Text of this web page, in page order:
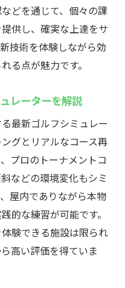
どを通じて、個々の課
供し、確実な上達をサ
技術を体験しながら効
る点が魅力です。
レーターを解説
最新ゴルフシミュレー
グとリアルなコース再
プロのトーナメントコ
などの環境変化もシミ
屋内でありながら本物
的な練習が可能です。
験できる施設は限られ
高い評価を得ていま